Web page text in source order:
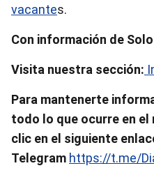
vacantes.
Con información de
Visita nuestra sección:
Para mantenerte
todo lo que ocurre en el
clic en el siguiente
Telegram https://t.me/